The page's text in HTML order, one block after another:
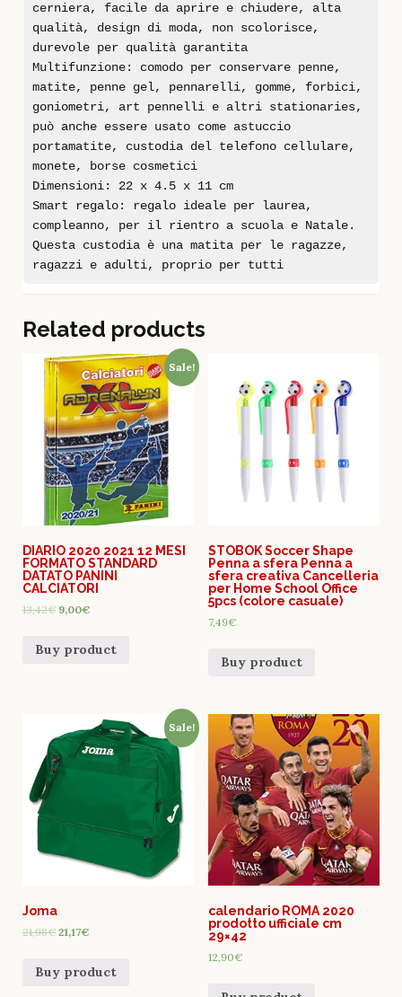
cerniera, facile da aprire e chiudere, alta
qualità, design di moda, non scolorisce,
durevole per qualità garantita
Multifunzione: comodo per conservare penne,
matite, penne gel, pennarelli, gomme, forbici,
goniometri, art pennelli e altri stationaries,
può anche essere usato come astuccio
portamatite, custodia del telefono cellulare,
monete, borse cosmetici
Dimensioni: 22 x 4.5 x 11 cm
Smart regalo: regalo ideale per laurea,
compleanno, per il rientro a scuola e Natale.
Questa custodia è una matita per le ragazze,
ragazzi e adulti, proprio per tutti
Related products
Sale!
DIARIO 2020 2021 12 MESI
FORMATO STANDARD
DATATO PANINI
CALCIATORI
13,42€ 9,00€
Buy product
STOBOK Soccer Shape
Penna a sfera Penna a
sfera creativa Cancelleria
per Home School Office
5pcs (colore casuale)
7,49€
Buy product
Sale!
Joma
21,98€ 21,17€
Buy product
calendario ROMA 2020
prodotto ufficiale cm
29×42
12,90€